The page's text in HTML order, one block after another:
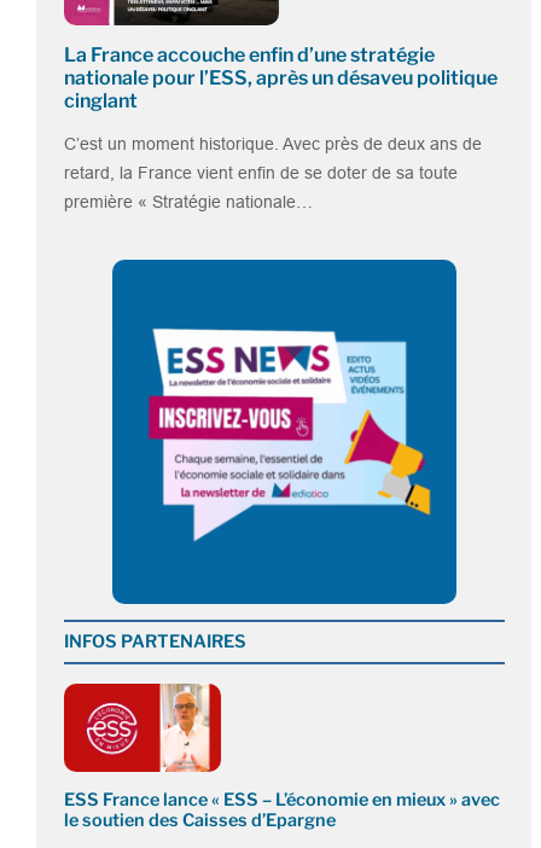
La France accouche enfin d’une stratégie
nationale pour l’ESS, après un désaveu politique
cinglant
C’est un moment historique. Avec près de deux ans de
retard, la France vient enfin de se doter de sa toute
première « Stratégie nationale…
INFOS PARTENAIRES
ESS France lance « ESS – L’économie en mieux » avec
le soutien des Caisses d’Epargne